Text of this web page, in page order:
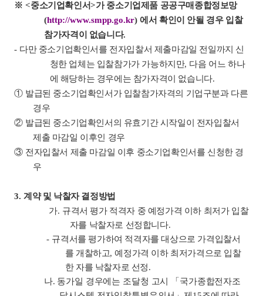
※ <중소기업확인서>가 중소기업제품 공공구매종합정보망
(http://www.smpp.go.kr)에서 확인이 안될 경우 입찰
참가자격이 없습니다.
- 다만 중소기업확인서를 전자입찰서 제출마감일 전일까지 신
청한 업체는 입찰참가가 가능하지만, 다음 어느 하나
에 해당하는 경우에는 참가자격이 없습니다.
① 발급된 중소기업확인서가 입찰참가자격의 기업구분과 다른
경우
② 발급된 중소기업확인서의 유효기간 시작일이 전자입찰서
제출 마감일 이후인 경우
③ 전자입찰서 제출 마감일 이후 중소기업확인서를 신청한 경
우
3. 계약 및 낙찰자 결정방법
가. 규격서 평가 적격자 중 예정가격 이하 최저가 입찰
자를 낙찰자로 선정합니다.
- 규격서를 평가하여 적격자를 대상으로 가격입찰서
를 개찰하고, 예정가격 이하 최저가격으로 입찰
한 자를 낙찰자로 선정.
나. 동가일 경우에는 조달청 고시 「 국가종합전자조